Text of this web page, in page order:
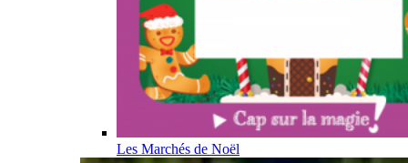
Les Marchés de Noël